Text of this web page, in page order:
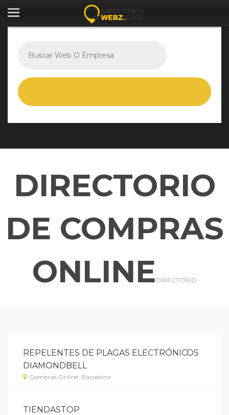
DIRECTORIO
DE COMPRAS
ONLINE DIRECTORIO
REPELENTES DE PLAGAS ELECTRÓNICOS
DIAMONDBELL
Compras Online, Barcelona
TIENDASTOP